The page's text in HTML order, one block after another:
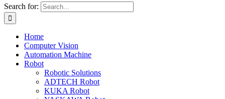
Search for:
Home
Computer Vision
Automation Machine
Robot
Robotic Solutions
ADTECH Robot
KUKA Robot